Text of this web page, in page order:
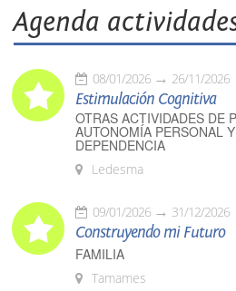
Agenda
08/01/2026 26/11/2026
Estimulación Cognitiva
OTRAS ACTIVIDADES DE
AUTONOMÍA PERSONAL
DEPENDENCIA
Ledesma
09/01/2026 31/12/2026
Construyendo mi Futuro
FAMILIA
Tamames